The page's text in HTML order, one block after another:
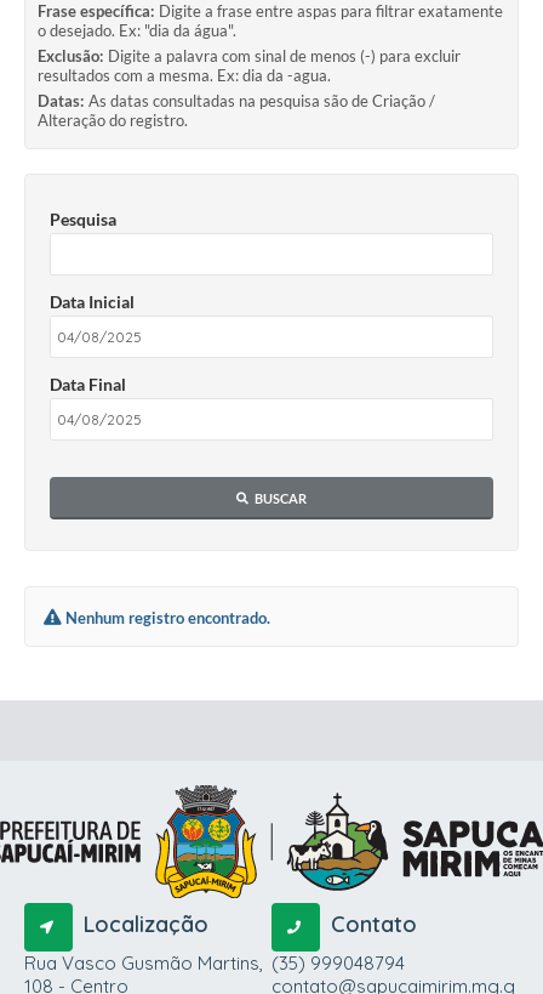
Frase específica: Digite a frase entre aspas para filtrar exatamente
o desejado. Ex: "dia da água".
Exclusão: Digite a palavra com sinal de menos (-) para excluir
resultados com a mesma. Ex: dia da -agua.
Datas: As datas consultadas na pesquisa são de Criação /
Alteração do registro.
Pesquisa
Data Inicial
Data Final
BUSCAR
Nenhum registro encontrado.
Localização
Rua Vasco Gusmão Martins,
108 - Centro
Contato
(35) 999048794
contato@sapucaimirim.mg.g